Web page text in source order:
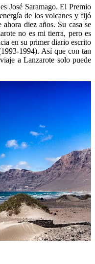
José Saramago. El Premio
de los volcanes y fijó
diez años. Su casa se
no es mi tierra, pero es
en su primer diario escrito
1994). Así que con tan
a Lanzarote solo puede